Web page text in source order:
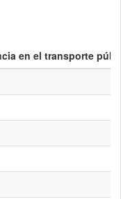
en el transporte